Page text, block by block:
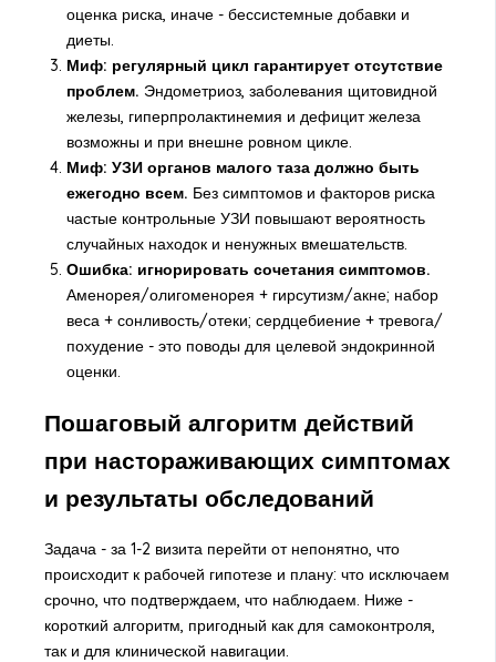
оценка риска, иначе - бессистемные добавки и
диеты.
Миф: регулярный цикл гарантирует отсутствие
проблем. Эндометриоз, заболевания щитовидной
железы, гиперпролактинемия и дефицит железа
возможны и при внешне ровном цикле.
Миф: УЗИ органов малого таза должно быть
ежегодно всем. Без симптомов и факторов риска
частые контрольные УЗИ повышают вероятность
случайных находок и ненужных вмешательств.
Ошибка: игнорировать сочетания симптомов.
Аменорея/олигоменорея + гирсутизм/акне; набор
веса + сонливость/отеки; сердцебиение + тревога/
похудение - это поводы для целевой эндокринной
оценки.
Пошаговый алгоритм действий
при настораживающих симптомах
и результаты обследований
Задача - за 1-2 визита перейти от непонятно, что
происходит к рабочей гипотезе и плану: что исключаем
срочно, что подтверждаем, что наблюдаем. Ниже -
короткий алгоритм, пригодный как для самоконтроля,
так и для клинической навигации.